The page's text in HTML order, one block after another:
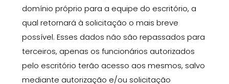
domínio próprio para a equipe do escritório, a
qual retornará à solicitação o mais breve
possível. Esses dados não são repassados para
terceiros, apenas os funcionários autorizados
pelo escritório terão acesso aos mesmos, salvo
mediante autorização e/ou solicitação